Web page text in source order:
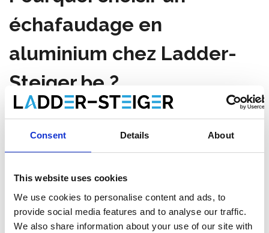
Consent Details About
This website uses cookies
We use cookies to personalise content and ads, to
provide social media features and to analyse our traffic.
We also share information about your use of our site with
échafaudage en
aluminium chez Ladder-
Steiger.be ?
Unéchafaudage roulant en aluminium
est indispensable
pour tout professionnel ou bricoleur travaillant régulièrement en
hauteur.
ChezLadder-Steiger.be
Les avantages d’un
échafaudage roulant en